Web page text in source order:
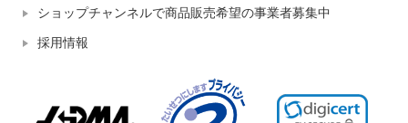
ショップチャンネルで商品販売希望の事業者募集中
採用情報